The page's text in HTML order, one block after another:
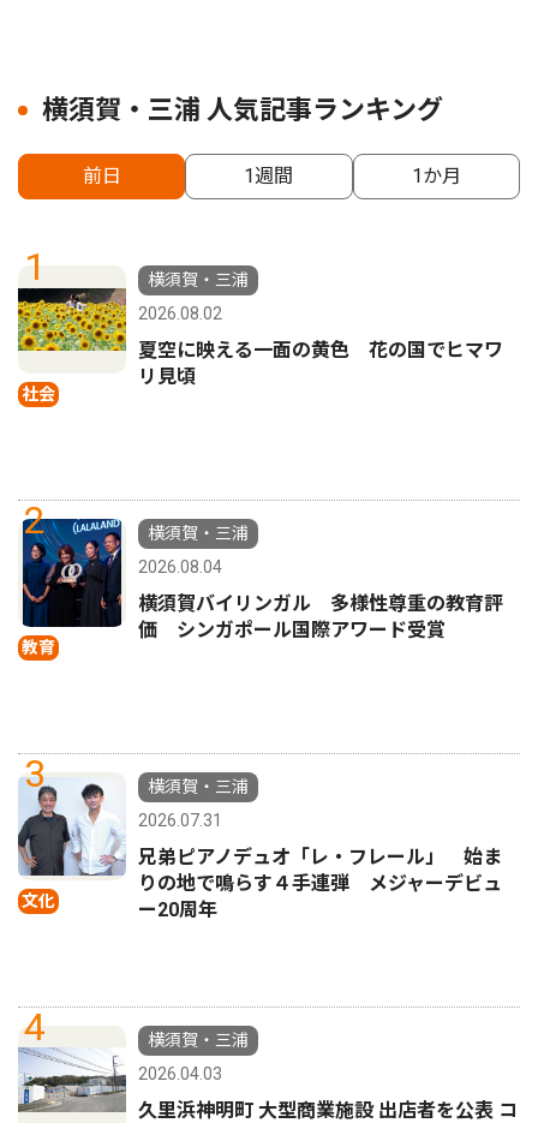
横須賀・三浦 人気記事ランキング
前日 1週間 1か月
1
社会
横須賀・三浦
2026.08.02
夏空に映える一面の黄色 花の国でヒマワ
リ見頃
2
教育
横須賀・三浦
2026.08.04
横須賀バイリンガル 多様性尊重の教育評
価 シンガポール国際アワード受賞
3
文化
横須賀・三浦
2026.07.31
兄弟ピアノデュオ「レ・フレール」 始ま
りの地で鳴らす４手連弾 メジャーデビュ
ー20周年
4
横須賀・三浦
2026.04.03
久里浜神明町 大型商業施設 出店者を公表 コ